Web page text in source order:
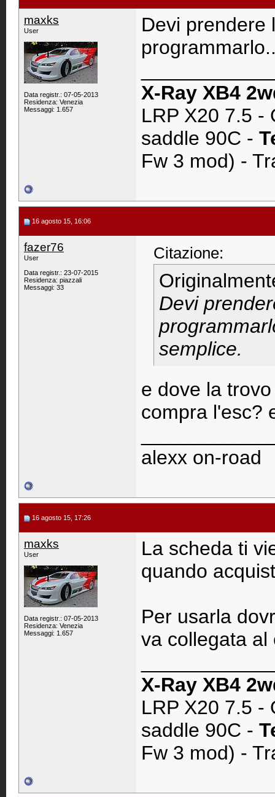
maxks
User
Data registr.: 07-05-2013
Residenza: Venezia
Messaggi: 1.657
Devi prendere
X-Ray XB4
LRP X20 7.5 -
saddle 90C -
Fw 3 mod) -
16 agosto 15, 16:06
fazer76
User
Data registr.: 23-07-2015
Residenza: piazzali
Messaggi: 33
Citazione:
Devi
semplice.
e dove la
compra l'esc?
alexx on-road
16 agosto 15, 17:26
maxks
User
Data registr.: 07-05-2013
Residenza: Venezia
Messaggi: 1.657
La scheda ti
quando
Per usarla
va collegata al
X-Ray XB4
LRP X20 7.5 -
saddle 90C -
Fw 3 mod) -